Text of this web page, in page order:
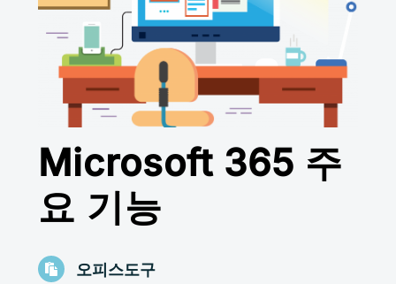
Microsoft 365 주
요 기능
오피스도구